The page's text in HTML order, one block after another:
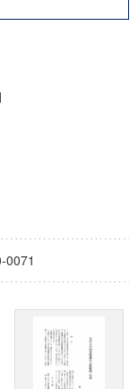
超成熟社会発展のサ
0071